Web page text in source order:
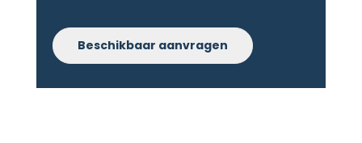
Beschikbaar aanvragen